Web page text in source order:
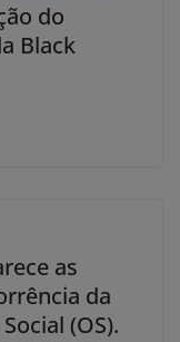
do
Black
as
da
(OS).